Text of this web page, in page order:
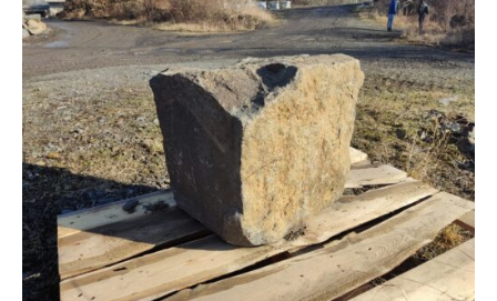
Kamenný koberec
Kamenné dlažby a obklady
Oblázky, valouny a granulát
Pískovec
Solitéry
Kamenné bloky
Výrobky z kamene na zakázku
BERA GRAVEL FIX
Creative Floor